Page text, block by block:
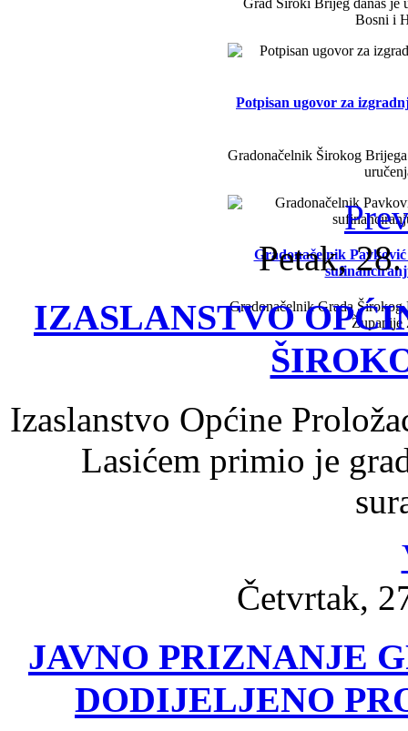
Grad Široki Brijeg danas je
Bosni i
Potpisan ugovor za
Gradonačelnik Širokog
Gradonačelnik
Gradonačelnik Grada
Županije
Petak,
IZASLANSTVO
Izaslanstvo Općine
Lasićem primio je
Četvrtak,
JAVNO PRIZNANJE
DODIJELJENO